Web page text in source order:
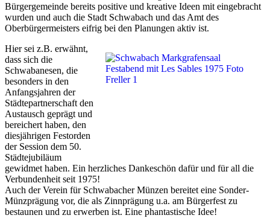
Bürgergemeinde bereits positive und kreative Ideen mit eingebracht
wurden und auch die Stadt Schwabach und das Amt des
Oberbürgermeisters eifrig bei den Planungen aktiv ist.
Hier sei z.B. erwähnt,
dass sich die
Schwabanesen, die
besonders in den
Anfangsjahren der
Städtepartnerschaft den
Austausch geprägt und
bereichert haben, den
diesjährigen Festorden
der Session dem 50.
Städtejubiläum
gewidmet haben. Ein herzliches Dankeschön dafür und für all die
Verbundenheit seit 1975!
Auch der Verein für Schwabacher Münzen bereitet eine Sonder-
Münzprägung vor, die als Zinnprägung u.a. am Bürgerfest zu
bestaunen und zu erwerben ist. Eine phantastische Idee!